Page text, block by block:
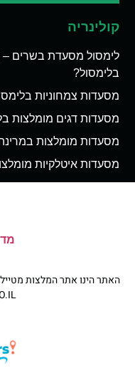
קולינריה
לימסול מסעדת בשרים –
בלימסול?
מסעדות צמחוניות
מסעדות דגים מומלצות
מסעדות מומלצות
מסעדות איטלקיות
האתר הינו אתר המלצות